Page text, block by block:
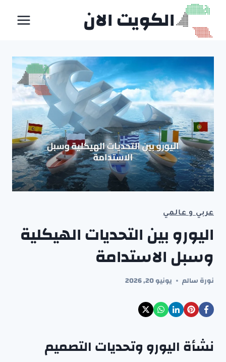
التجاوز
المحتوى
الكويت الان
عربي و عالمي
اليورو بين التحديات الهيكلية
وسبل الاستدامة
نورة سالم يونيو 20, 2026
نشأة اليورو وتحديات التصميم